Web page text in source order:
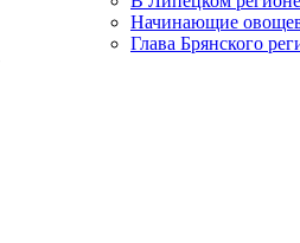
Начинающие
Глава Брянского